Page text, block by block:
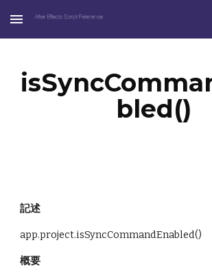
Skip to main content
bled()
記述
app.project.isSyncCommandEnabled()
概要